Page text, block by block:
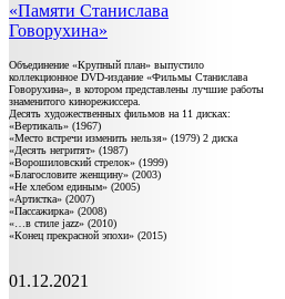
«Памяти Станислава
Говорухина»
Объединение «Крупный план» выпустило
коллекционное DVD-издание «Фильмы Станислава
Говорухина», в котором представлены лучшие работы
знаменитого кинорежиссера.
Десять художественных фильмов на 11 дисках:
«Вертикаль» (1967)
«Место встречи изменить нельзя» (1979) 2 диска
«Десять негритят» (1987)
«Ворошиловский стрелок» (1999)
«Благословите женщину» (2003)
«Не хлебом единым» (2005)
«Артистка» (2007)
«Пассажирка» (2008)
«…в стиле jazz» (2010)
«Конец прекрасной эпохи» (2015)
01.12.2021